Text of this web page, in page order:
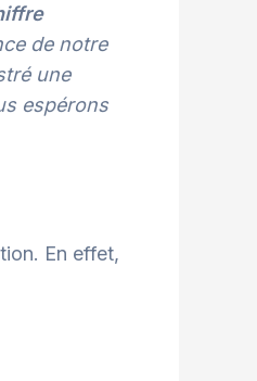
de notre
une
espérons
En effet,